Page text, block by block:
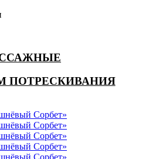
ПОТРЕСКИВАНИЯ